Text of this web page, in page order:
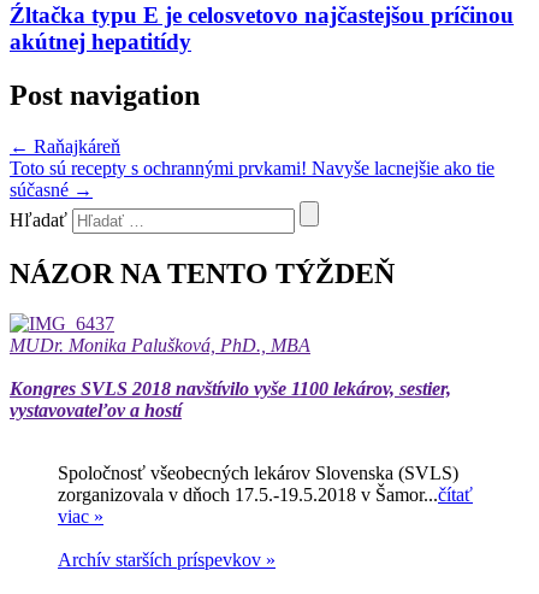
Źltačka typu E je celosvetovo najčastejšou príčinou
akútnej hepatitídy
Post navigation
← Raňajkáreň
Toto sú recepty s ochrannými prvkami! Navyše lacnejšie ako tie
súčasné →
Hľadať
NÁZOR NA TENTO TÝŽDEŇ
MUDr. Monika Palušková, PhD., MBA
Kongres SVLS 2018 navštívilo vyše 1100 lekárov, sestier,
vystavovateľov a hostí
Spoločnosť všeobecných lekárov Slovenska (SVLS)
zorganizovala v dňoch 17.5.-19.5.2018 v Šamor...čítať
viac »
Archív starších príspevkov »